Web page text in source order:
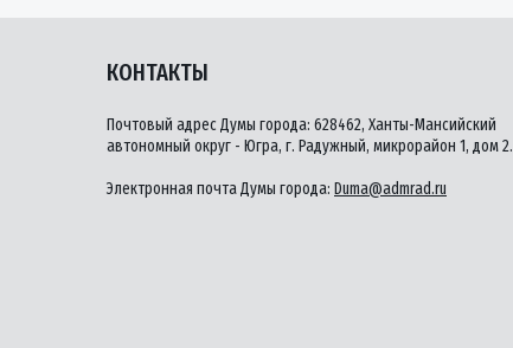
КОНТАКТЫ
Почтовый адрес Думы города: 628462, Ханты-Мансийский
автономный округ - Югра, г. Радужный, микрорайон 1, дом 2.
Электронная почта Думы города: Duma@admrad.ru